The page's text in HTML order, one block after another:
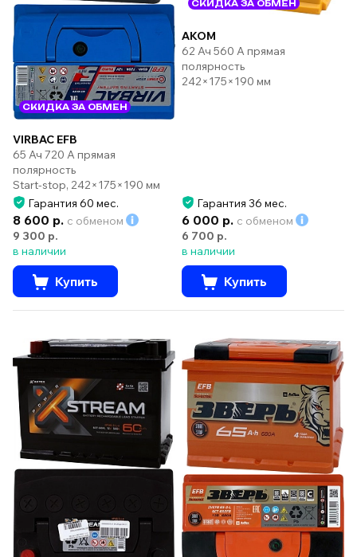
СКИДКА ЗА ОБМЕН
VIRBAC EFB
65 Ач 720 А прямая
полярность
Start-stop, 242×175×190 мм
Гарантия 60 мес.
8 600 р. с обменом
9 300 р.
в наличии
Купить
СКИДКА ЗА ОБМЕН
AKOM
62 Ач 560 А прямая
полярность
242×175×190 мм
Гарантия 36 мес.
6 000 р. с обменом
6 700 р.
в наличии
Купить